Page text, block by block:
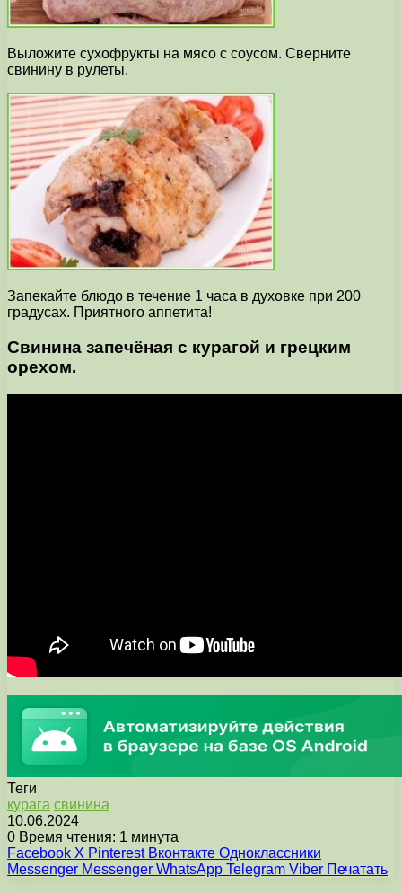
Выложите сухофрукты на мясо с соусом. Сверните
свинину в рулеты.
Запекайте блюдо в течение 1 часа в духовке при 200
градусах. Приятного аппетита!
Свинина запечёная с курагой и грецким
орехом.
Теги
курага свинина
10.06.2024
0 Время чтения: 1 минута
Facebook X Pinterest Вконтакте Одноклассники
Messenger Messenger WhatsApp Telegram Viber Печатать